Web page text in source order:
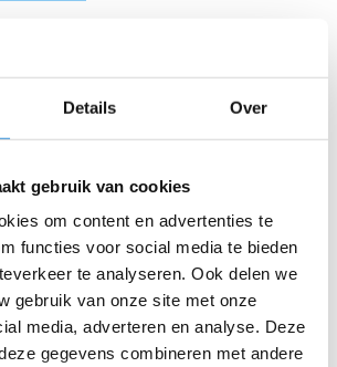
Details Over
gebruik van cookies
om content en advertenties te
functies voor social media te bieden
te analyseren. Ook delen we
gebruik van onze site met onze
media, adverteren en analyse. Deze
gegevens combineren met andere
de sleuf van de stuurbuis ook recht aan de
of het stuur goed recht staat. Schroef
vast, met kleine slagjes aan de
boven. Ga door tot je echt niet meer